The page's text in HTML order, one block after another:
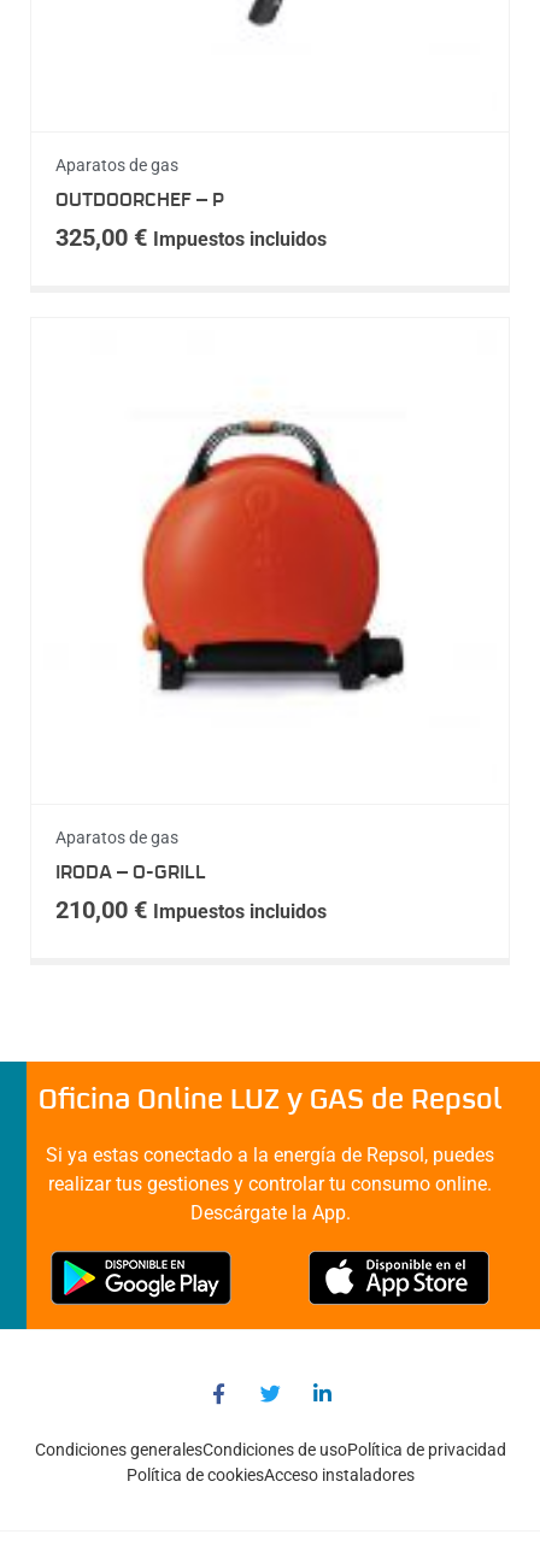
Aparatos de gas
OUTDOORCHEF – P
325,00 € Impuestos incluidos
Aparatos de gas
IRODA – O-GRILL
210,00 € Impuestos incluidos
Oficina Online LUZ y GAS de Repsol
Si ya estas conectado a la energía de Repsol, puedes
realizar tus gestiones y controlar tu consumo online.
Descárgate la App.
Condiciones generalesCondiciones de usoPolítica de privacidad
Política de cookiesAcceso instaladores